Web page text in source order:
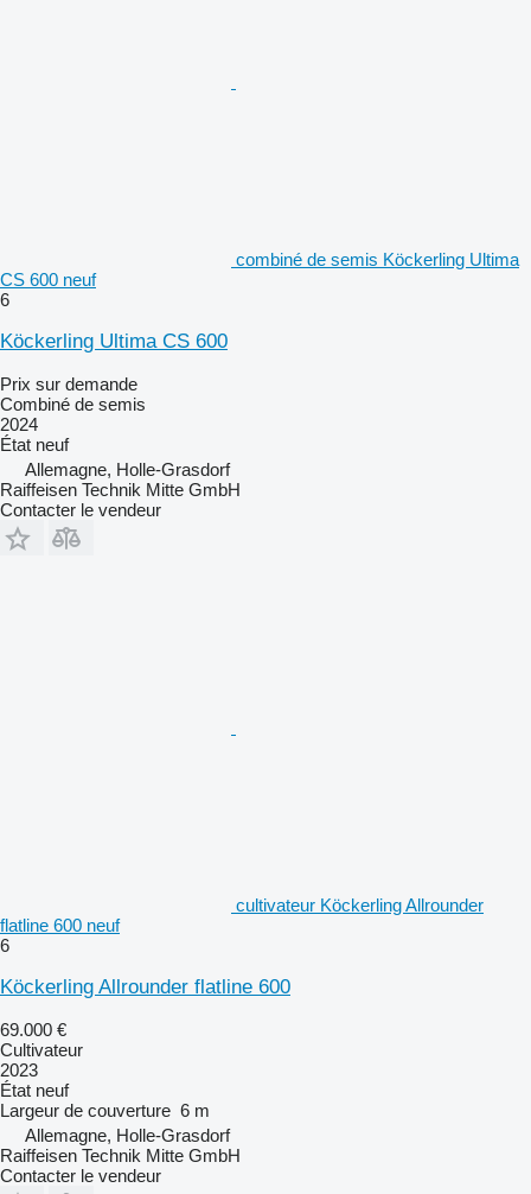
combiné de semis Köckerling Ultima
CS 600 neuf
6
Köckerling Ultima CS 600
Prix sur demande
Combiné de semis
2024
État neuf
Allemagne, Holle-Grasdorf
Raiffeisen Technik Mitte GmbH
Contacter le vendeur
cultivateur Köckerling Allrounder
flatline 600 neuf
6
Köckerling Allrounder flatline 600
69.000 €
Cultivateur
2023
État neuf
Largeur de couverture 6 m
Allemagne, Holle-Grasdorf
Raiffeisen Technik Mitte GmbH
Contacter le vendeur